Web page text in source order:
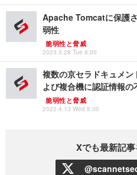
Apache Tomcatに保護
弱性
脆弱性と脅威
2023.3.28 Tue 8:00
複数の京セラドキュメ
よび複合機に認証情報
脆弱性と脅威
2022.4.13 Wed 8:00
Xでも最新記事